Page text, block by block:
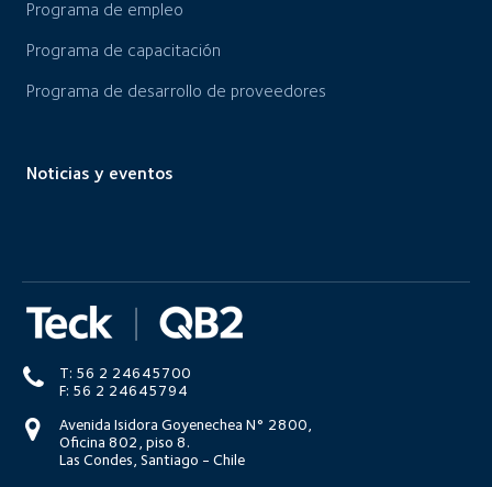
Programa de empleo
Programa de capacitación
Programa de desarrollo de proveedores
Noticias y eventos
T: 56 2 24645700
F: 56 2 24645794
Avenida Isidora Goyenechea N° 2800,
Oficina 802, piso 8.
Las Condes, Santiago - Chile